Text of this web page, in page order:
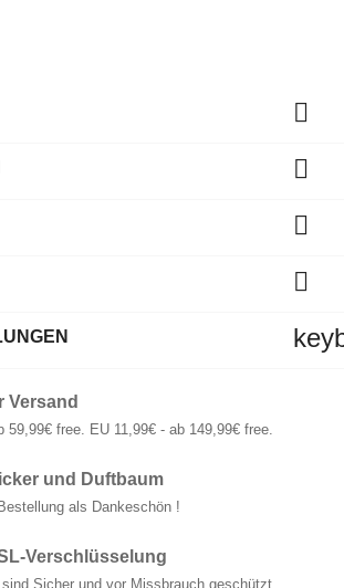




Versand
59,99€ free. EU 11,99€ - ab 149,99€ free.
und Duftbaum
als Dankeschön !
Verschlüsselung
sind Sicher und vor Missbrauch geschützt